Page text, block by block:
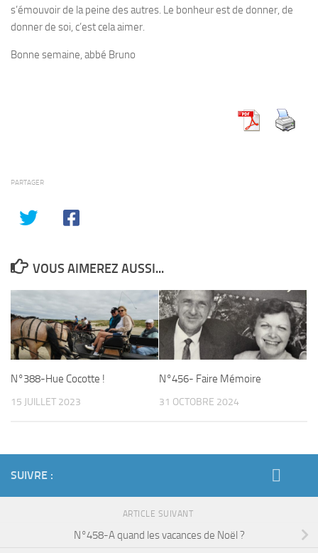
s’émouvoir de la peine des autres. Le bonheur est de donner, de
donner de soi, c’est cela aimer.
Bonne semaine, abbé Bruno
PARTAGER
VOUS AIMEREZ AUSSI...
N°388-Hue Cocotte !
15 JUILLET 2023
N°456- Faire Mémoire
31 OCTOBRE 2024
SUIVRE :
ARTICLE SUIVANT
N°458-A quand les vacances de Noël ?